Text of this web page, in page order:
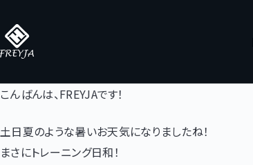
ン
テ
ツ
ス
キ
こんばんは、FREYJAです！
土日夏のような暑いお天気になりましたね！
まさにトレーニング日和！